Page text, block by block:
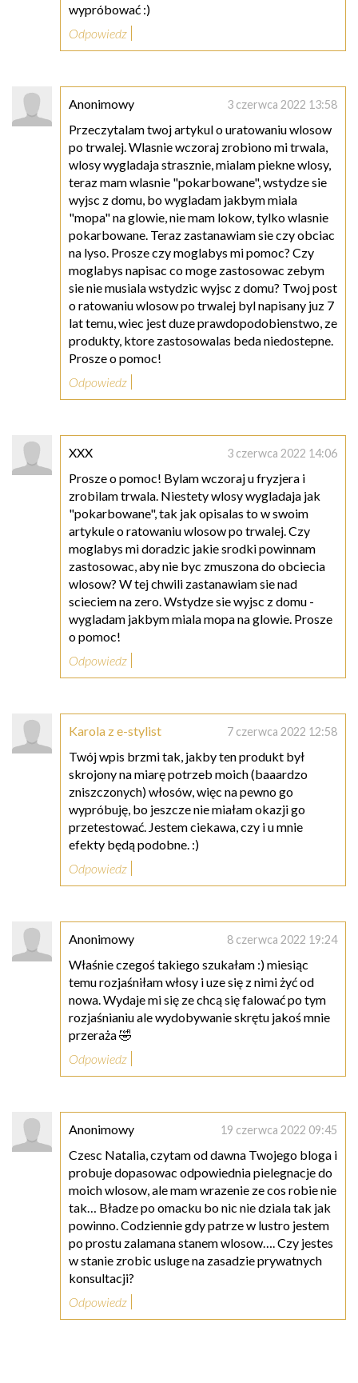
wypróbować :)
Odpowiedz
Anonimowy 3 czerwca 2022 13:58
Przeczytalam twoj artykul o uratowaniu wlosow
po trwalej. Wlasnie wczoraj zrobiono mi trwala,
wlosy wygladaja strasznie, mialam piekne wlosy,
teraz mam wlasnie "pokarbowane", wstydze sie
wyjsc z domu, bo wygladam jakbym miala
"mopa" na glowie, nie mam lokow, tylko wlasnie
pokarbowane. Teraz zastanawiam sie czy obciac
na lyso. Prosze czy moglabys mi pomoc? Czy
moglabys napisac co moge zastosowac zebym
sie nie musiala wstydzic wyjsc z domu? Twoj post
o ratowaniu wlosow po trwalej byl napisany juz 7
lat temu, wiec jest duze prawdopodobienstwo, ze
produkty, ktore zastosowalas beda niedostepne.
Prosze o pomoc!
Odpowiedz
XXX 3 czerwca 2022 14:06
Prosze o pomoc! Bylam wczoraj u fryzjera i
zrobilam trwala. Niestety wlosy wygladaja jak
"pokarbowane", tak jak opisalas to w swoim
artykule o ratowaniu wlosow po trwalej. Czy
moglabys mi doradzic jakie srodki powinnam
zastosowac, aby nie byc zmuszona do obciecia
wlosow? W tej chwili zastanawiam sie nad
scieciem na zero. Wstydze sie wyjsc z domu -
wygladam jakbym miala mopa na glowie. Prosze
o pomoc!
Odpowiedz
Karola z e-stylist 7 czerwca 2022 12:58
Twój wpis brzmi tak, jakby ten produkt był
skrojony na miarę potrzeb moich (baaardzo
zniszczonych) włosów, więc na pewno go
wypróbuję, bo jeszcze nie miałam okazji go
przetestować. Jestem ciekawa, czy i u mnie
efekty będą podobne. :)
Odpowiedz
Anonimowy 8 czerwca 2022 19:24
Właśnie czegoś takiego szukałam :) miesiąc
temu rozjaśniłam włosy i uze się z nimi żyć od
nowa. Wydaje mi się ze chcą się falować po tym
rozjaśnianiu ale wydobywanie skrętu jakoś mnie
przeraża 🤣
Odpowiedz
Anonimowy 19 czerwca 2022 09:45
Czesc Natalia, czytam od dawna Twojego bloga i
probuje dopasowac odpowiednia pielegnacje do
moich wlosow, ale mam wrazenie ze cos robie nie
tak… Bładze po omacku bo nic nie dziala tak jak
powinno. Codziennie gdy patrze w lustro jestem
po prostu zalamana stanem wlosow…. Czy jestes
w stanie zrobic usluge na zasadzie prywatnych
konsultacji?
Odpowiedz